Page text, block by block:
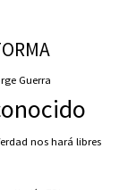
Guerra
nos hará libres